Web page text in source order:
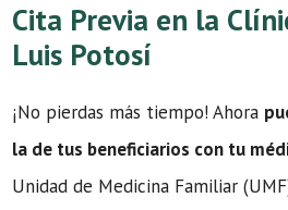
Cita Previa en la
Luis Potosí
¡No pierdas más tiempo! Ahora
la de tus beneficiarios con tu
Unidad de Medicina Familiar